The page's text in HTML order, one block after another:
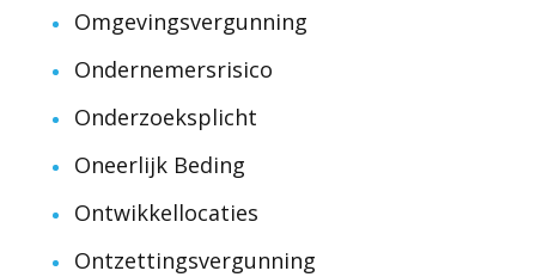
Omgevingsvergunning
Ondernemersrisico
Onderzoeksplicht
Oneerlijk Beding
Ontwikkellocaties
Ontzettingsvergunning